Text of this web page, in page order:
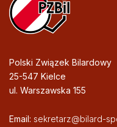
Polski Związek Bilardowy
25-547 Kielce
ul. Warszawska 155
Email: sekretarz@bilard-